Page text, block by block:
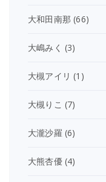
大和田南那 (66)
大嶋みく (3)
大槻アイリ (1)
大槻りこ (7)
大瀧沙羅 (6)
大熊杏優(4)